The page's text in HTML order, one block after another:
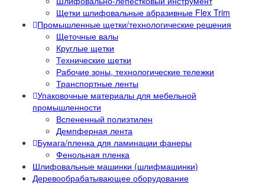
Щетки шлифовальные абразивные Flex Trim
Промышленные щетки/технологические решения
Щеточные валы
Круглые щетки
Технические щетки
Рабочие зоны, технологические тележки
Транспортные ленты
Упаковочные материалы для мебельной
промышленности
Вспененный полиэтилен
Демпферная лента
Бумага/пленка для ламинации фанеры
Фенольная пленка
Шлифовальные машинки (шлифмашинки)
Деревообрабатывающее оборудование